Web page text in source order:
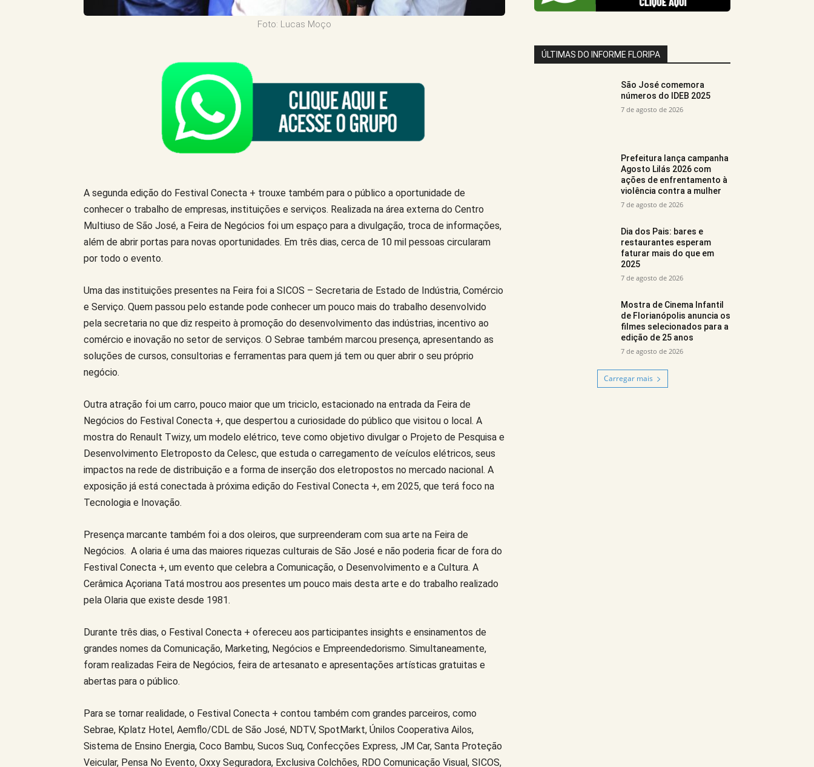
Foto: Lucas Moço
A segunda edição do Festival Conecta + trouxe também para o público a oportunidade de
conhecer o trabalho de empresas, instituições e serviços. Realizada na área externa do Centro
Multiuso de São José, a Feira de Negócios foi um espaço para a divulgação, troca de informações,
além de abrir portas para novas oportunidades. Em três dias, cerca de 10 mil pessoas circularam
por todo o evento.
Uma das instituições presentes na Feira foi a SICOS – Secretaria de Estado de Indústria, Comércio
e Serviço. Quem passou pelo estande pode conhecer um pouco mais do trabalho desenvolvido
pela secretaria no que diz respeito à promoção do desenvolvimento das indústrias, incentivo ao
comércio e inovação no setor de serviços. O Sebrae também marcou presença, apresentando as
soluções de cursos, consultorias e ferramentas para quem já tem ou quer abrir o seu próprio
negócio.
Outra atração foi um carro, pouco maior que um triciclo, estacionado na entrada da Feira de
Negócios do Festival Conecta +, que despertou a curiosidade do público que visitou o local. A
mostra do Renault Twizy, um modelo elétrico, teve como objetivo divulgar o Projeto de Pesquisa e
Desenvolvimento Eletroposto da Celesc, que estuda o carregamento de veículos elétricos, seus
impactos na rede de distribuição e a forma de inserção dos eletropostos no mercado nacional. A
exposição já está conectada à próxima edição do Festival Conecta +, em 2025, que terá foco na
Tecnologia e Inovação.
Presença marcante também foi a dos oleiros, que surpreenderam com sua arte na Feira de
Negócios. A olaria é uma das maiores riquezas culturais de São José e não poderia ficar de fora do
Festival Conecta +, um evento que celebra a Comunicação, o Desenvolvimento e a Cultura. A
Cerâmica Açoriana Tatá mostrou aos presentes um pouco mais desta arte e do trabalho realizado
pela Olaria que existe desde 1981.
Durante três dias, o Festival Conecta + ofereceu aos participantes insights e ensinamentos de
grandes nomes da Comunicação, Marketing, Negócios e Empreendedorismo. Simultaneamente,
foram realizadas Feira de Negócios, feira de artesanato e apresentações artísticas gratuitas e
abertas para o público.
Para se tornar realidade, o Festival Conecta + contou também com grandes parceiros, como
Sebrae, Kplatz Hotel, Aemflo/CDL de São José, NDTV, SpotMarkt, Únilos Cooperativa Ailos,
Sistema de Ensino Energia, Coco Bambu, Sucos Suq, Confecções Express, JM Car, Santa Proteção
Veicular, Pensa No Evento, Oxxy Seguradora, Exclusiva Colchões, RDO Comunicação Visual, SICOS,
ÚLTIMAS DO INFORME FLORIPA
São José comemora
números do IDEB 2025
7 de agosto de 2026
Prefeitura lança campanha
Agosto Lilás 2026 com
ações de enfrentamento à
violência contra a mulher
7 de agosto de 2026
Dia dos Pais: bares e
restaurantes esperam
faturar mais do que em
2025
7 de agosto de 2026
Mostra de Cinema Infantil
de Florianópolis anuncia os
filmes selecionados para a
edição de 25 anos
7 de agosto de 2026
Carregar mais